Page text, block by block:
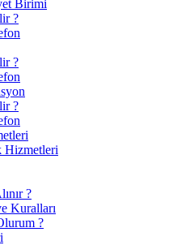
Birimi
?
?
?
Hizmetleri
?
Kuralları
?